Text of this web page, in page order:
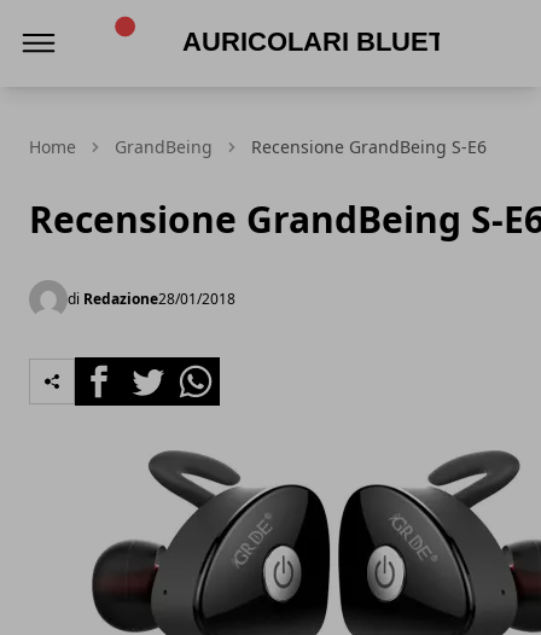
Home GrandBeing Recensione GrandBeing S-E6
Recensione GrandBeing S-
di Redazione28/01/2018
FacebookTwitterWhatsapp